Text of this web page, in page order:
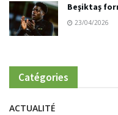
Beşiktaş
23/04/2026
Catégories
ACTUALITÉ